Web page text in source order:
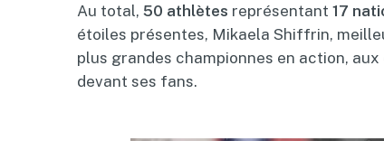
Au total, 50 athlètes représentant 17
étoiles présentes, Mikaela Shiffrin,
plus grandes championnes en action,
devant ses fans.
Play Video